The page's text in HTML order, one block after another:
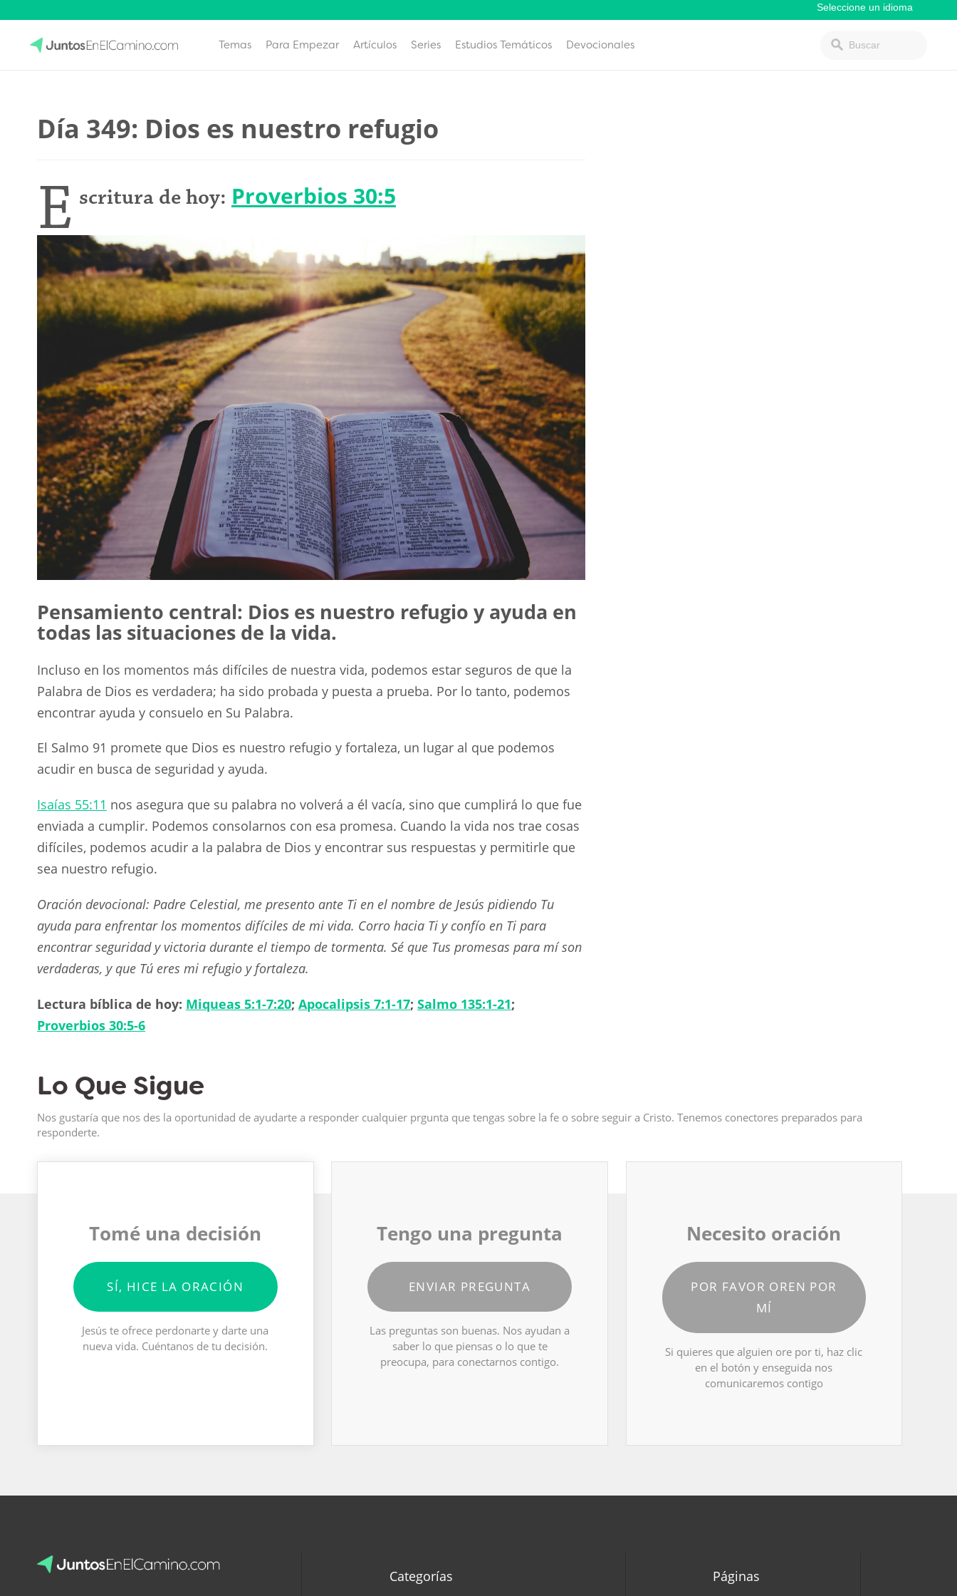
Temas Para Empezar Artículos Series Estudios Temáticos Devocionales
Día 349: Dios es nuestro refugio
E scritura de hoy: Proverbios 30:5
Pensamiento central: Dios es nuestro refugio y ayuda en
todas las situaciones de la vida.
Incluso en los momentos más difíciles de nuestra vida, podemos estar seguros de que la
Palabra de Dios es verdadera; ha sido probada y puesta a prueba. Por lo tanto, podemos
encontrar ayuda y consuelo en Su Palabra.
El Salmo 91 promete que Dios es nuestro refugio y fortaleza, un lugar al que podemos
acudir en busca de seguridad y ayuda.
Isaías 55:11 nos asegura que su palabra no volverá a él vacía, sino que cumplirá lo que fue
enviada a cumplir. Podemos consolarnos con esa promesa. Cuando la vida nos trae cosas
difíciles, podemos acudir a la palabra de Dios y encontrar sus respuestas y permitirle que
sea nuestro refugio.
Oración devocional: Padre Celestial, me presento ante Ti en el nombre de Jesús pidiendo Tu
ayuda para enfrentar los momentos difíciles de mi vida. Corro hacia Ti y confío en Ti para
encontrar seguridad y victoria durante el tiempo de tormenta. Sé que Tus promesas para mí son
verdaderas, y que Tú eres mi refugio y fortaleza.
Lectura bíblica de hoy: Miqueas 5:1-7:20; Apocalipsis 7:1-17; Salmo 135:1-21;
Proverbios 30:5-6
Lo Que Sigue
Nos gustaría que nos des la oportunidad de ayudarte a responder cualquier prgunta que tengas sobre la fe o sobre seguir a Cristo. Tenemos conectores preparados para
responderte.
Tomé una decisión
SÍ, HICE LA ORACIÓN
Jesús te ofrece perdonarte y darte una
nueva vida. Cuéntanos de tu decisión.
Tengo una pregunta
ENVIAR PREGUNTA
Las preguntas son buenas. Nos ayudan a
saber lo que piensas o lo que te
preocupa, para conectarnos contigo.
Necesito oración
POR FAVOR OREN POR
MÍ
Si quieres que alguien ore por ti, haz clic
en el botón y enseguida nos
comunicaremos contigo
Categorías Páginas